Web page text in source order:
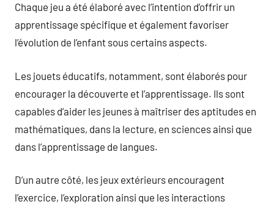
Chaque jeu a été élaboré avec l’intention d’offrir un
apprentissage spécifique et également favoriser
l’évolution de l’enfant sous certains aspects.
Les jouets éducatifs, notamment, sont élaborés pour
encourager la découverte et l’apprentissage. Ils sont
capables d’aider les jeunes à maîtriser des aptitudes en
mathématiques, dans la lecture, en sciences ainsi que
dans l’apprentissage de langues.
D’un autre côté, les jeux extérieurs encouragent
l’exercice, l’exploration ainsi que les interactions